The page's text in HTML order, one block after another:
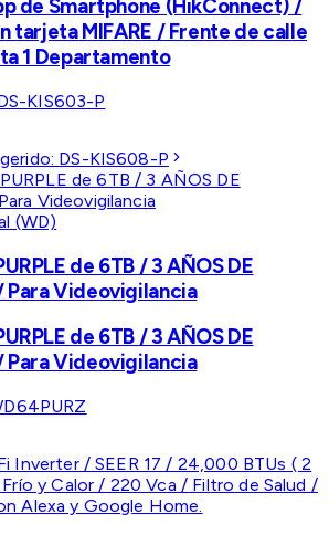
de Smartphone (HikConnect) /
tarjeta MIFARE / Frente de calle
1 Departamento
KIS603-P
DS-KIS608-P
(WD)
de 6TB / 3 AÑOS DE
Para Videovigilancia
de 6TB / 3 AÑOS DE
Para Videovigilancia